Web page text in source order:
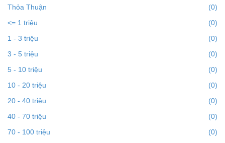
batdongsan liền kề cùng mức giá giúp bạn dễ dàng tìm ra
chính chủ của BĐS.
Để việc
nhanh nhất và phù
bạn có bất động sản muốn cho thuê, bạn có thể
Cho thuê nhà đất miễn phí
trên bds68 để tiếp cận với hàng
ngàn người mỗi ngày.
Thỏa Thuận
(0)
<= 1 triệu
(0)
1 - 3 triệu
(0)
3 - 5 triệu
(0)
5 - 10 triệu
(0)
10 - 20 triệu
(0)
20 - 40 triệu
(0)
40 - 70 triệu
(0)
70 - 100 triệu
(0)